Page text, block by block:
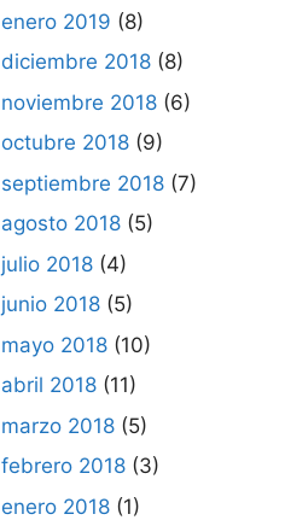
enero 2019 (8)
diciembre 2018 (8)
noviembre 2018 (6)
octubre 2018 (9)
septiembre 2018 (7)
agosto 2018 (5)
julio 2018 (4)
junio 2018 (5)
mayo 2018 (10)
abril 2018 (11)
marzo 2018 (5)
febrero 2018 (3)
enero 2018 (1)